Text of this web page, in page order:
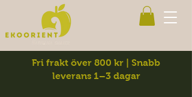
Fri frakt över 800 kr | Snabb
leverans 1–3 dagar